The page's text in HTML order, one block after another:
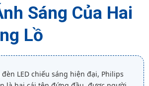
Sáng Của Hai
Lồ
LED chiếu sáng hiện đại, Philips